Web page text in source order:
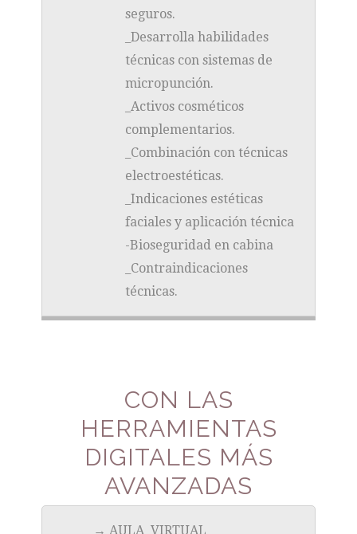
seguros.
_Desarrolla habilidades
técnicas con sistemas de
micropunción.
_Activos cosméticos
complementarios.
_Combinación con técnicas
electroestéticas.
_Indicaciones estéticas
faciales y aplicación técnica
-Bioseguridad en cabina
_Contraindicaciones
técnicas.
CON LAS
HERRAMIENTAS
DIGITALES MÁS
AVANZADAS
→ AULA VIRTUAL